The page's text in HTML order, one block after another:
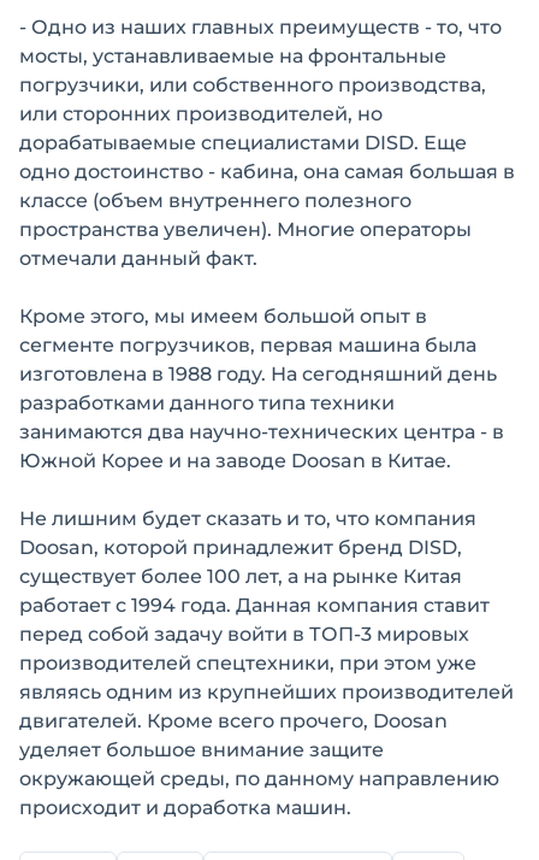
- Одно из наших главных преимуществ - то, что
мосты, устанавливаемые на фронтальные
погрузчики, или собственного производства,
или сторонних производителей, но
дорабатываемые специалистами DISD. Еще
одно достоинство - кабина, она самая большая в
классе (объем внутреннего полезного
пространства увеличен). Многие операторы
отмечали данный факт.
Кроме этого, мы имеем большой опыт в
сегменте погрузчиков, первая машина была
изготовлена в 1988 году. На сегодняшний день
разработками данного типа техники
занимаются два научно-технических центра - в
Южной Корее и на заводе Doosan в Китае.
Не лишним будет сказать и то, что компания
Doosan, которой принадлежит бренд DISD,
существует более 100 лет, а на рынке Китая
работает с 1994 года. Данная компания ставит
перед собой задачу войти в ТОП-3 мировых
производителей спецтехники, при этом уже
являясь одним из крупнейших производителей
двигателей. Кроме всего прочего, Doosan
уделяет большое внимание защите
окружающей среды, по данному направлению
происходит и доработка машин.